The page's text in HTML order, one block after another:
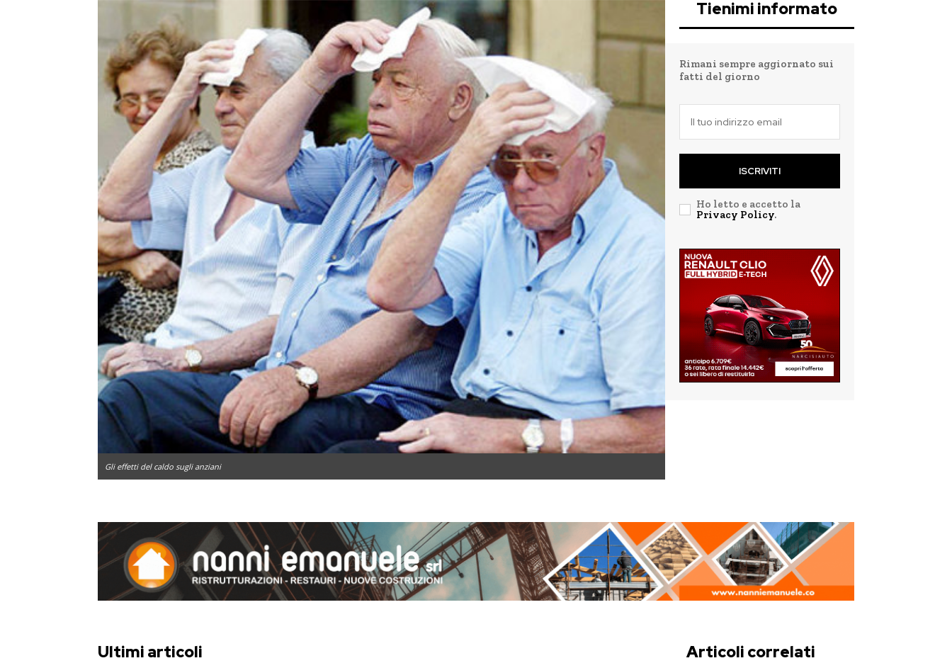
Gli effetti del caldo sugli anziani
Tienimi informato
Rimani sempre aggiornato sui
fatti del giorno
ISCRIVITI
Ho letto e accetto la
Privacy Policy.
Ultimi articoli Articoli correlati